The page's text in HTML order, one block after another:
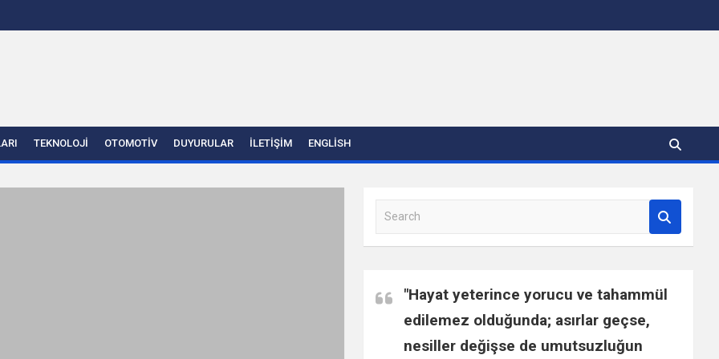
TEKNOLOJI OTOMOTIV DUYURULAR İLETIŞIM ENGLISH
a
c
h
"Hayat yeterince yorucu ve tahammül
edilemez olduğunda; asırlar geçse,
nesiller değişse de umutsuzluğun